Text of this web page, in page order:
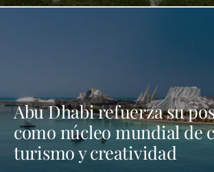
Abu Dhabi refuerza su
como núcleo mundial de
turismo y creatividad